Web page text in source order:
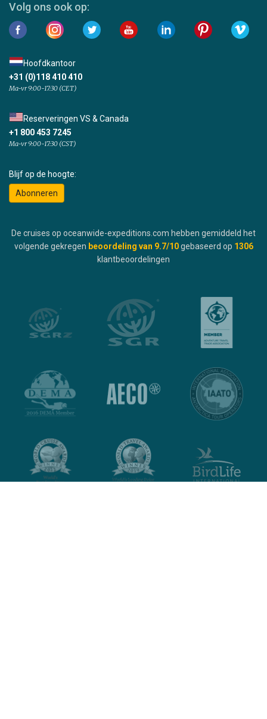
Volg ons ook op:
Hoofdkantoor
+31 (0)118 410 410
Ma-vr 9:00-17:30 (CET)
Reserveringen VS & Canada
+1 800 453 7245
Ma-vr 9:00-17:30 (CST)
Blijf op de hoogte:
Abonneren
De cruises op oceanwide-expeditions.com hebben gemiddeld het
volgende gekregen beoordeling van 9.7/10 gebaseerd op 1306
klantbeoordelingen